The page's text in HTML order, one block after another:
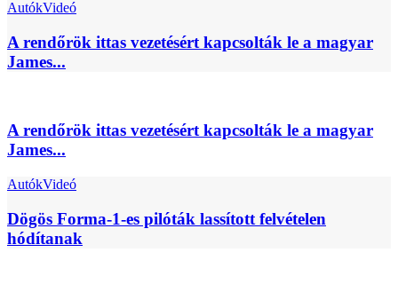
AutókVideó
A rendőrök ittas vezetésért kapcsolták le a magyar
James...
A rendőrök ittas vezetésért kapcsolták le a magyar
James...
AutókVideó
Dögös Forma-1-es pilóták lassított felvételen
hódítanak